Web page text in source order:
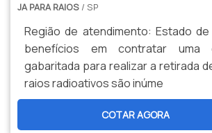
JA PARA RAIOS / SP
Região de atendimento: Estado de
benefícios em contratar uma
gabaritada para realizar a retirada
raios radioativos são inúme
COTAR AGORA